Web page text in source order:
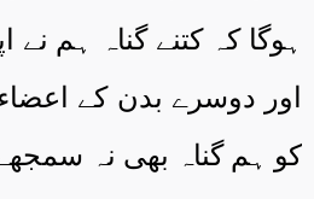
ہوگا کہ کتنے گناہ ہم نے
اور دوسرے بدن کے
کو ہم گناہ بھی نہ